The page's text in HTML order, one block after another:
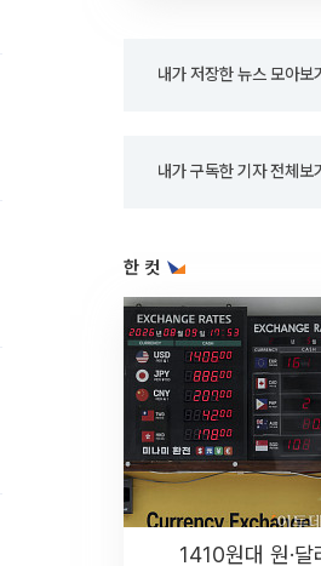
내가 저장한 뉴스 모아보기
내가 구독한 기자 전체보기
한 컷
1410원대 원·